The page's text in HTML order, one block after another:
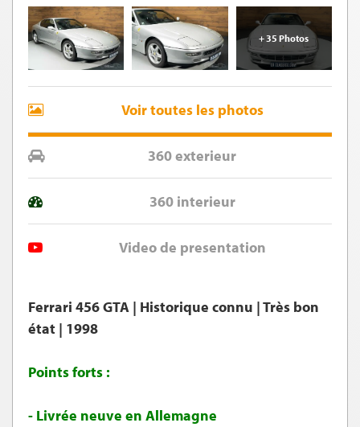
+ 35 Photos
Voir toutes les photos
360 exterieur
360 interieur
Video de presentation
Ferrari 456 GTA | Historique connu | Très bon
état | 1998
Points forts :
- Livrée neuve en Allemagne